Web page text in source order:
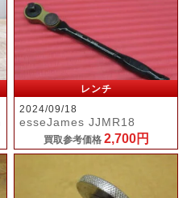
レンチ
2024/09/18
esseJames JJMR18
買取参考価格 2,700円